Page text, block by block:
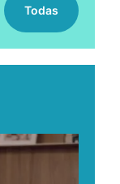
Todas